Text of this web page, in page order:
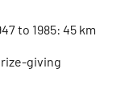
to 1985: 45 km
giving